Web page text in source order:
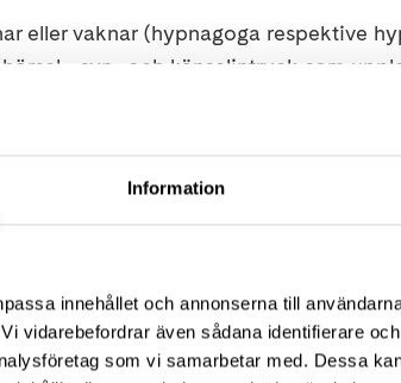
Information
innehållet och annonserna till
vidarebefordrar även sådana identifierare
som vi samarbetar med. Dessa
eller vaknar (hypnagoga respektive
, syn- och känselintryck som
vid andra sjukdomar som drabbar de
eller stroke. Det finns även ärftliga
Narkolepsi ska inte heller förväxlas
av snarkningar eller andra tillstånd.